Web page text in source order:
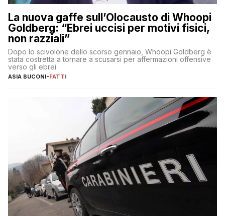
La nuova gaffe sull’Olocausto di Whoopi
Goldberg: “Ebrei uccisi per motivi fisici,
non razziali”
Dopo lo scivolone dello scorso gennaio, Whoopi Goldberg è
stata costretta a tornare a scusarsi per affermazioni offensive
verso gli ebrei
ASIA BUCONI-FATTI